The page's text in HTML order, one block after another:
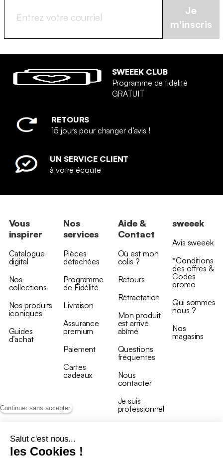
Continuer sans accepter
Salut c'est nous...
les Cookies !
Je
m'inscris
SWEEEK CLUB
Programme de fidélité
GRATUIT
RETOURS
15 jours pour changer d’avis !
UN SERVICE CLIENT
à votre écoute
Vous
inspirer
Catalogue
digital
Nos
collections
Nos produits
iconiques
Guides
d’achat
Nos
services
Pièces
détachées
Programme
de Fidélité
Livraison
Assurance
premium
Paiement
Cartes
cadeaux
Aide &
Contact
Où est mon
colis ?
Retours
Rétractation
Mon produit
est arrivé
abîmé
Questions
fréquentes
Nous
contacter
Je suis
professionnel
sweeek
Avis sweeek
*Conditions
des offres &
Codes
promo
Qui sommes
nous ?
Nos
magasins